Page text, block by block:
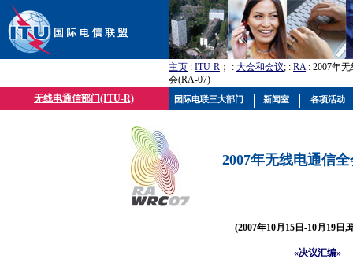
主页 : ITU-R ； : 大会和会议; : RA: 2007年
会(RA-07)
无线电通信部门(ITU-R)
2007年无线电通信
(2007年10月15日-10月19日,
«决议汇编»
国际电联三大部门 新闻室 各项活动